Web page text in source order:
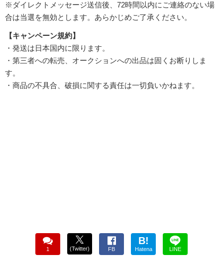
※ダイレクトメッセージ送信後、72時間以内にご連絡のない場
合は当選を無効とします。あらかじめご了承ください。
【キャンペーン規約】
・発送は日本国内に限ります。
・第三者への転売、オークションへの出品は固くお断りしま
す。
・商品の不具合、破損に関する責任は一切負いかねます。
1 (Twitter) FB
B!
Hatena LINE